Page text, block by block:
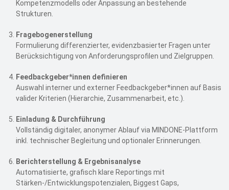
Kompetenzmodells oder Anpassung an bestehende
Strukturen.
Fragebogenerstellung
Formulierung differenzierter, evidenzbasierter Fragen unter
Berücksichtigung von Anforderungsprofilen und Zielgruppen.
Feedbackgeber*innen definieren
Auswahl interner und externer Feedbackgeber*innen auf Basis
valider Kriterien (Hierarchie, Zusammenarbeit, etc.).
Einladung & Durchführung
Vollständig digitaler, anonymer Ablauf via MINDONE-Plattform
inkl. technischer Begleitung und optionaler Erinnerungen.
Berichterstellung & Ergebnisanalyse
Automatisierte, grafisch klare Reportings mit
Stärken-/Entwicklungspotenzialen, Biggest Gaps,